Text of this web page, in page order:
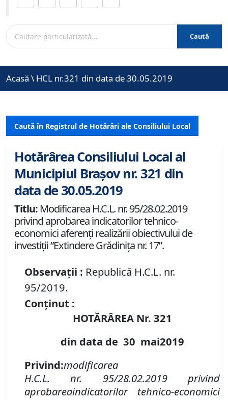
Caută
Acasă \ HCL nr.321 din data de 30.05.2019
Caută în Registrul de Hotărâri ale Consiliului Local
Hotărârea Consiliului Local al
Municipiul Brașov nr. 321 din
data de 30.05.2019
Titlu: Modificarea H.C.L. nr. 95/28.02.2019
privind aprobarea indicatorilor tehnico-
economici aferenţi realizării obiectivului de
investiţii “Extindere Grădiniţa nr. 17”.
Observații : Republică H.C.L. nr.
95/2019.
Conținut :
HOTĂRÂREA Nr. 321
din data de 30 mai2019
Privind:modificarea
H.C.L. nr. 95/28.02.2019privind
aprobareaindicatorilor tehnico-economici